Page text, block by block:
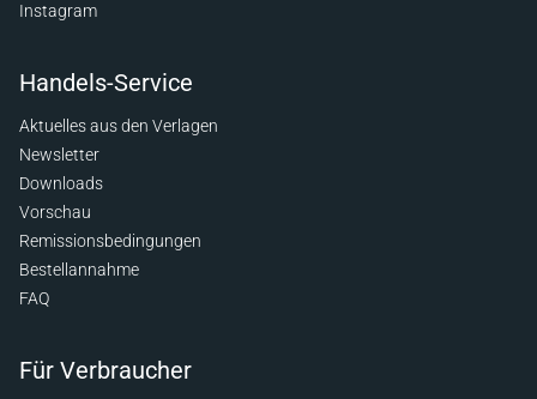
Instagram
Handels-Service
Aktuelles aus den Verlagen
Newsletter
Downloads
Vorschau
Remissionsbedingungen
Bestellannahme
FAQ
Für Verbraucher